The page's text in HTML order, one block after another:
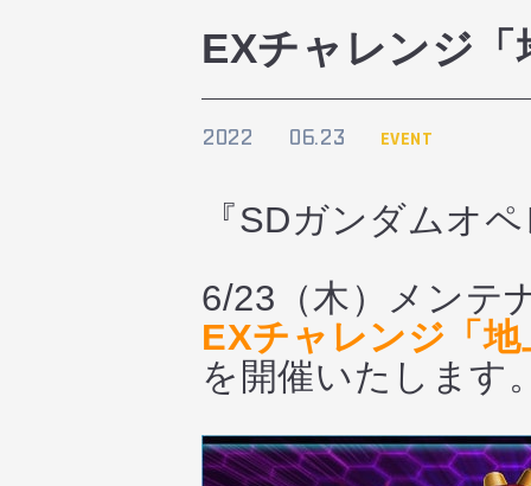
EXチャレンジ
2022 06.23 EVENT
『SDガンダムオ
6/23（木）メンテ
EXチャレンジ「地
を開催いたします